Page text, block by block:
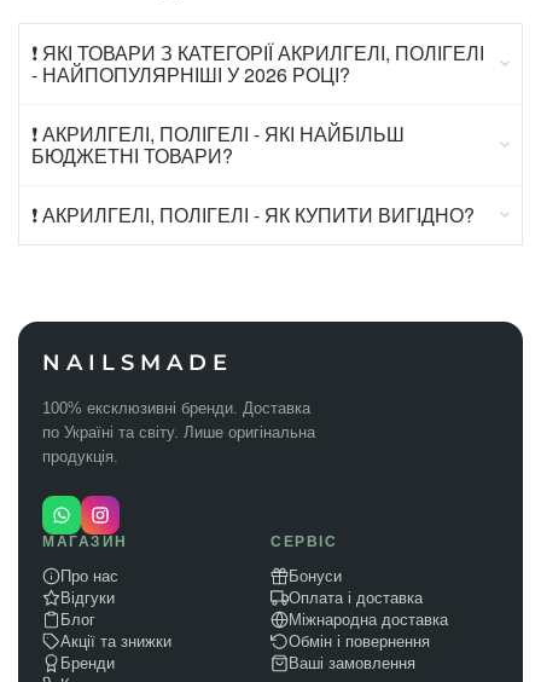
❗ ЯКІ ТОВАРИ З КАТЕГОРІЇ АКРИЛГЕЛІ, ПОЛІГЕЛІ
- НАЙПОПУЛЯРНІШІ У 2026 РОЦІ?
❗ АКРИЛГЕЛІ, ПОЛІГЕЛІ - ЯКІ НАЙБІЛЬШ
БЮДЖЕТНІ ТОВАРИ?
❗ АКРИЛГЕЛІ, ПОЛІГЕЛІ - ЯК КУПИТИ ВИГІДНО?
NAILSMADE
100% ексклюзивні бренди. Доставка
по Україні та світу. Лише оригінальна
продукція.
МАГАЗИН
Про нас
Відгуки
Блог
Акції та знижки
Бренди
СЕРВІС
Бонуси
Оплата і доставка
Міжнародна доставка
Обмін і повернення
Ваші замовлення